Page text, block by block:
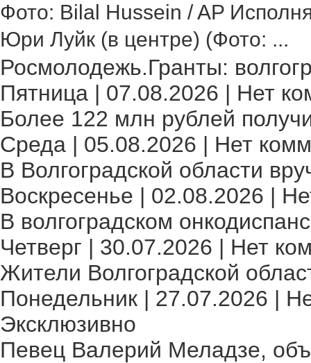
Фото: Bilal Hussein / AP
Юри Луйк (в центре) (Фото: ...
Росмолодежь.Гранты:
Пятница | 07.08.2026 | Нет
Более 122 млн рублей
Среда | 05.08.2026 | Нет
В Волгоградской области
Воскресенье | 02.08.2026 |
В волгоградском
Четверг | 30.07.2026 | Нет
Жители Волгоградской
Понедельник | 27.07.2026 |
Эксклюзивно
Певец Валерий Меладзе,